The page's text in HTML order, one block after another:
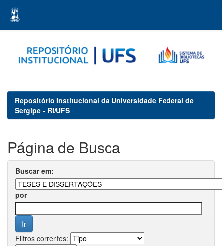
navigation
Repositório Institucional da Universidade Federal de
Sergipe - RI/UFS
Página de Busca
Buscar em:
por
Filtros correntes: